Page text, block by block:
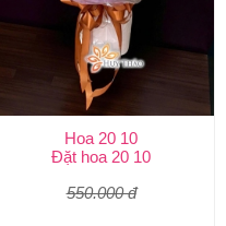
Hoa 20 10
Đặt hoa 20 10
550.000 đ